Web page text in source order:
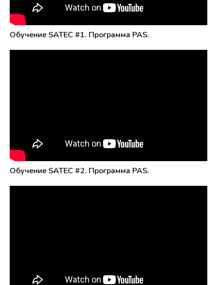
Обучение SATEC #1. Программа PAS.
Обучение SATEC #2. Программа PAS.